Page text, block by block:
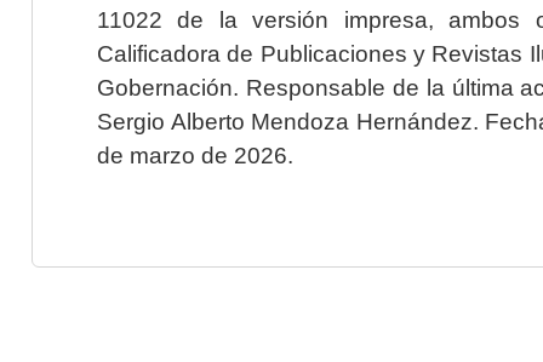
11022 de la versión impresa, ambos
Calificadora de Publicaciones y Revistas
Gobernación. Responsable de la última
Sergio Alberto Mendoza Hernández.
de marzo de 2026.